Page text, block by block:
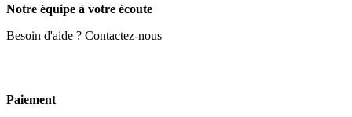
Notre équipe à votre écoute
Besoin d'aide ? Contactez-nous
Paiement